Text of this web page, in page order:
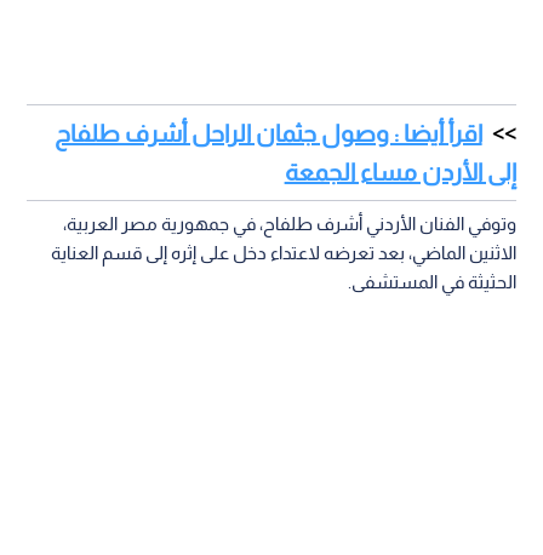
اقرأ أيضا : وصول جثمان الراحل أشرف طلفاح
إلى الأردن مساء الجمعة
وتوفي الفنان الأردني أشرف طلفاح، في جمهورية مصر العربية،
الاثنين الماضي، بعد تعرضه لاعتداء دخل على إثره إلى قسم العناية
الحثيثة في المستشفى.